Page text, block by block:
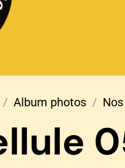
Album photos